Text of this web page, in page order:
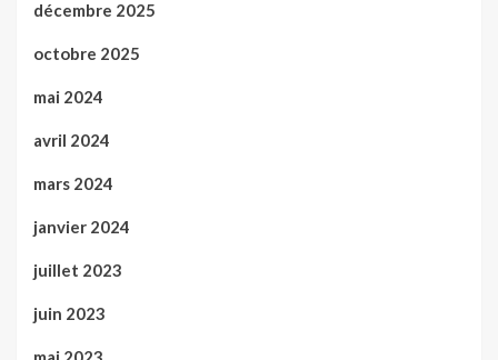
décembre 2025
octobre 2025
mai 2024
avril 2024
mars 2024
janvier 2024
juillet 2023
juin 2023